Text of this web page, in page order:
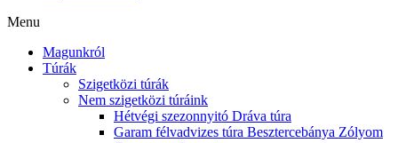
Menu
Magunkról
Túrák
Szigetközi túrák
Nem szigetközi túráink
Hétvégi szezonnyitó Dráva túra
Garam félvadvizes túra Besztercebánya Zólyom